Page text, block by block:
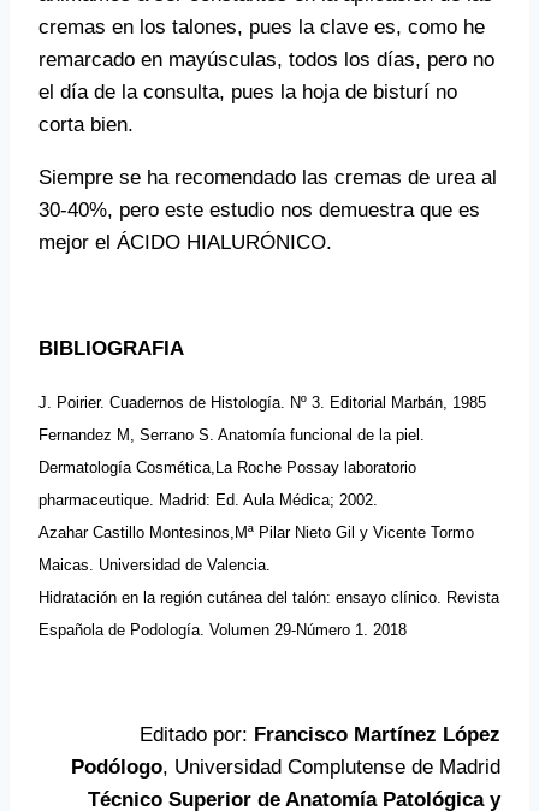
cremas en los talones, pues la clave es, como he
remarcado en mayúsculas, todos los días, pero no
el día de la consulta, pues la hoja de bisturí no
corta bien.
Siempre se ha recomendado las cremas de urea al
30-40%, pero este estudio nos demuestra que es
mejor el ÁCIDO HIALURÓNICO.
BIBLIOGRAFIA
J. Poirier. Cuadernos de Histología. Nº 3. Editorial Marbán, 1985
Fernandez M, Serrano S. Anatomía funcional de la piel.
Dermatología Cosmética,La Roche Possay laboratorio
pharmaceutique. Madrid: Ed. Aula Médica; 2002.
Azahar Castillo Montesinos,Mª Pilar Nieto Gil y Vicente Tormo
Maicas. Universidad de Valencia.
Hidratación en la región cutánea del talón: ensayo clínico. Revista
Española de Podología. Volumen 29-Número 1. 2018
Editado por: Francisco Martínez López
Podólogo, Universidad Complutense de Madrid
Técnico Superior de Anatomía Patológica y